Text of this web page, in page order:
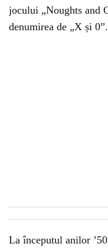
jocului „Noughts and
denumirea de „X și 0”.
La începutul anilor